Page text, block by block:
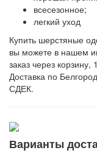
всесезонное;
легкий уход
Купить шерстяные
вы можете в нашем
заказ через корзину,
Доставка по
СДЕК.
Варианты